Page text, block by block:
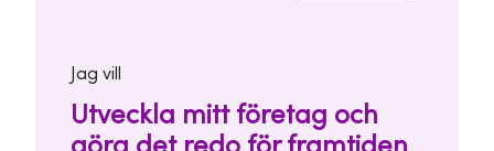
Jag vill
Utveckla mitt företag och